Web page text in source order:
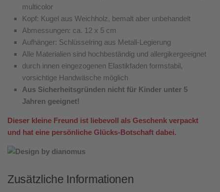
multicolor
Kopf: Kugel aus Weichholz, bemalt aber unbehandelt
Abmessungen: ca. 12 x 5 cm
Aufhänger: Schlüsselring aus Metall-Legierung
Alle Materialien sind hochbeständig und allergikergeeignet
durch innen eingezogenen Elastikfaden formstabil,
vorsichtige Handwäsche möglich
Aus Sicherheitsgründen nicht für Kinder unter 5
Jahren geeignet!
Dieser kleine Freund ist liebevoll als Geschenk verpackt
und hat eine persönliche Glücks-Botschaft dabei.
Zusätzliche Informationen